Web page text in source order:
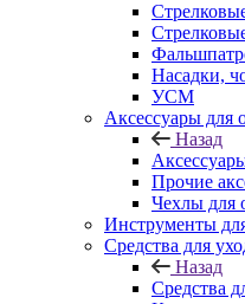
Насадки,
УСМ
Аксессуары для
Назад
Прочие
Чехлы для
Инструменты
Средства для
Назад
Средства